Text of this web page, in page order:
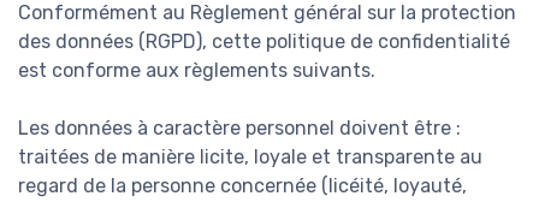
Conformément au Règlement général sur la protection
des données (RGPD), cette politique de confidentialité
est conforme aux règlements suivants.
Les données à caractère personnel doivent être :
traitées de manière licite, loyale et transparente au
regard de la personne concernée (licéité, loyauté,